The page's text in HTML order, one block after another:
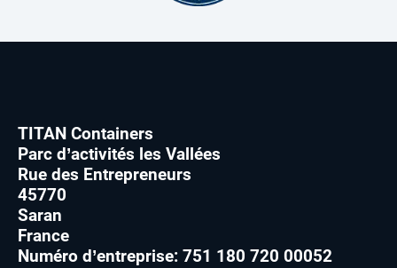
TITAN Containers
Parc d’activités les Vallées
Rue des Entrepreneurs
45770
Saran
France
Numéro d’entreprise: 751 180 720 00052